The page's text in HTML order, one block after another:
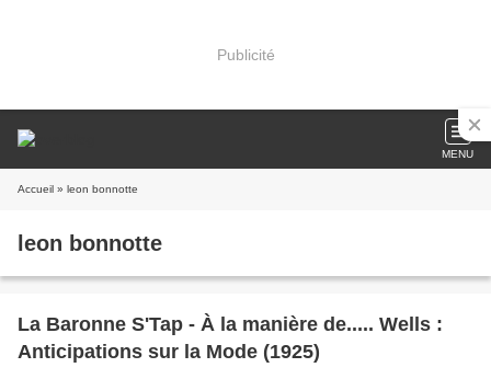
Publicité
MENU
Accueil » leon bonnotte
leon bonnotte
La Baronne S'Tap - À la manière de..... Wells :
Anticipations sur la Mode (1925)